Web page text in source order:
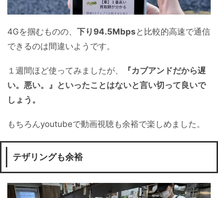
4Gを掴むものの、 下り94.5Mbps と比較的高速で通信
できるのは間違いようです。
１週間ほど使ってみましたが、
『カブアンドだから遅
い。悪い。』といったことはないと言い切って良いで
しょう。
もちろんyoutubeで動画視聴も余裕で楽しめました。
テザリングも余裕